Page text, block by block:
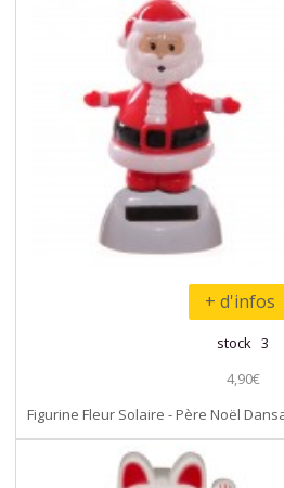
+ d'infos
stock 3
4,90€
Figurine Fleur Solaire - Père Noël